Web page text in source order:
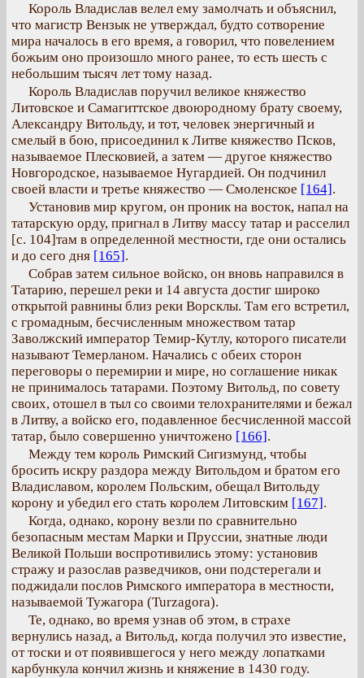
Король Владислав велел ему замолчать и объяснил,
что магистр Вензык не утверждал, будто сотворение
мира началось в его время, а говорил, что повелением
божьим оно произошло много ранее, то есть шесть с
небольшим тысяч лет тому назад.
Король Владислав поручил великое княжество
Литовское и Самагиттское двоюродному брату своему,
Александру Витольду, и тот, человек энергичный и
смелый в бою, присоединил к Литве княжество Псков,
называемое Плесковией, а затем — другое княжество
Новгородское, называемое Нугардией. Он подчинил
своей власти и третье княжество — Смоленское [164].
Установив мир кругом, он проник на восток, напал на
татарскую орду, пригнал в Литву массу татар и расселил
[с. 104]там в определенной местности, где они остались
и до сего дня [165].
Собрав затем сильное войско, он вновь направился в
Татарию, перешел реки и 14 августа достиг широко
открытой равнины близ реки Ворсклы. Там его встретил,
с громадным, бесчисленным множеством татар
Заволжский император Темир-Кутлу, которого писатели
называют Темерланом. Начались с обеих сторон
переговоры о перемирии и мире, но соглашение никак
не принималось татарами. Поэтому Витольд, по совету
своих, отошел в тыл со своими телохранителями и бежал
в Литву, а войско его, подавленное бесчисленной массой
татар, было совершенно уничтожено [166].
Между тем король Римский Сигизмунд, чтобы
бросить искру раздора между Витольдом и братом его
Владиславом, королем Польским, обещал Витольду
корону и убедил его стать королем Литовским [167].
Когда, однако, корону везли по сравнительно
безопасным местам Марки и Пруссии, знатные люди
Великой Польши воспротивились этому: установив
стражу и разослав разведчиков, они подстерегали и
поджидали послов Римского императора в местности,
называемой Тужагора (Turzagora).
Те, однако, во время узнав об этом, в страхе
вернулись назад, а Витольд, когда получил это известие,
от тоски и от появившегося у него между лопатками
карбункула кончил жизнь и княжение в 1430 году.